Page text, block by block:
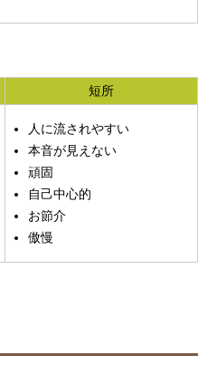
短所
人に流されやすい
本音が見えない
頑固
自己中心的
お節介
傲慢